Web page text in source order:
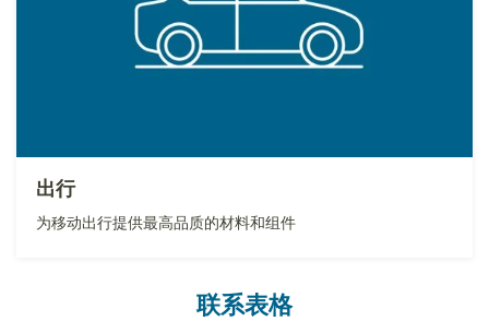
出行
为移动出行提供最高品质的材料和组件
联系表格